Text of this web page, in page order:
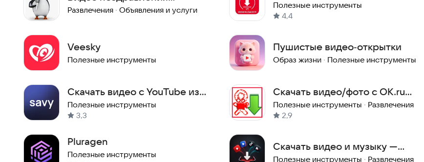
(платные) - Студия Пародист
Развлечения · Объявления и услуги
видео c YouTube
Полезные инструменты
4,4
Veesky
Полезные инструменты
Пушистые видео‑открытки
Образ жизни · Полезные инструменты
Скачать видео с YouTube из
TikTok Instagram* Savy
Полезные инструменты
3,3
Скачать видео/фото с OK.ru
(Одноклассники)
Полезные инструменты · Развлечения
2,9
Pluragen
Полезные инструменты
Скачать видео и музыку —
Полезные инструменты · Развлечения